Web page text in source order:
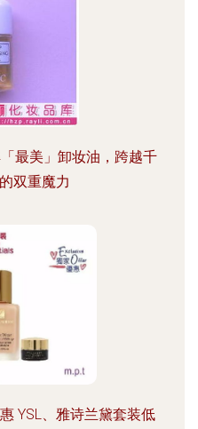
最美」卸妆油，跨越千
双重魔力
YSL、雅诗兰黛套装低